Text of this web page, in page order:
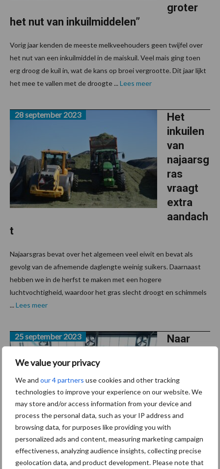
We value your privacy
We and our 4 partners use cookies and other tracking
technologies to improve your experience on our website. We
may store and/or access information from your device and
process the personal data, such as your IP address and
browsing data, for purposes like providing you with
personalized ads and content, measuring marketing campaign
effectiveness, analyzing audience insights, collecting precise
geolocation data, and product development. Please note that
groter
het nut van inkuilmiddelen”
Vorig jaar kenden de meeste melkveehouders geen twijfel over
het nut van een inkuilmiddel in de maiskuil. Veel mais ging toen
erg droog de kuil in, wat de kans op broei vergrootte. Dit jaar lijkt
het mee te vallen met de droogte ... Lees meer
Het
inkuilen
van
najaarsg
ras
vraagt
extra
aandach
t
28 september 2023
Najaarsgras bevat over het algemeen veel eiwit en bevat als
gevolg van de afnemende daglengte weinig suikers. Daarnaast
hebben we in de herfst te maken met een hogere
luchtvochtigheid, waardoor het gras slecht droogt en schimmels
... Lees meer
Naar
rantsoe
n? Zo
gaan de
Koe en
Eiwit-
boeren dat doen
25 september 2023